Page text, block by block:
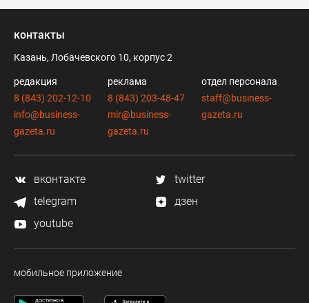
контакты
Казань, Лобачевского 10, корпус 2
редакция
8 (843) 202-12-10
info@business-
gazeta.ru
реклама
8 (843) 203-48-47
mir@business-
gazeta.ru
отдел персонала
staff@business-
gazeta.ru
вконтакте
twitter
telegram
дзен
youtube
мобильное приложение